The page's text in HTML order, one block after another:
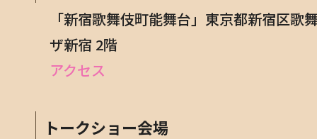
「新宿歌舞伎町能舞台」東京都新宿区歌
ザ新宿 2階
アクセス
トークショー会場